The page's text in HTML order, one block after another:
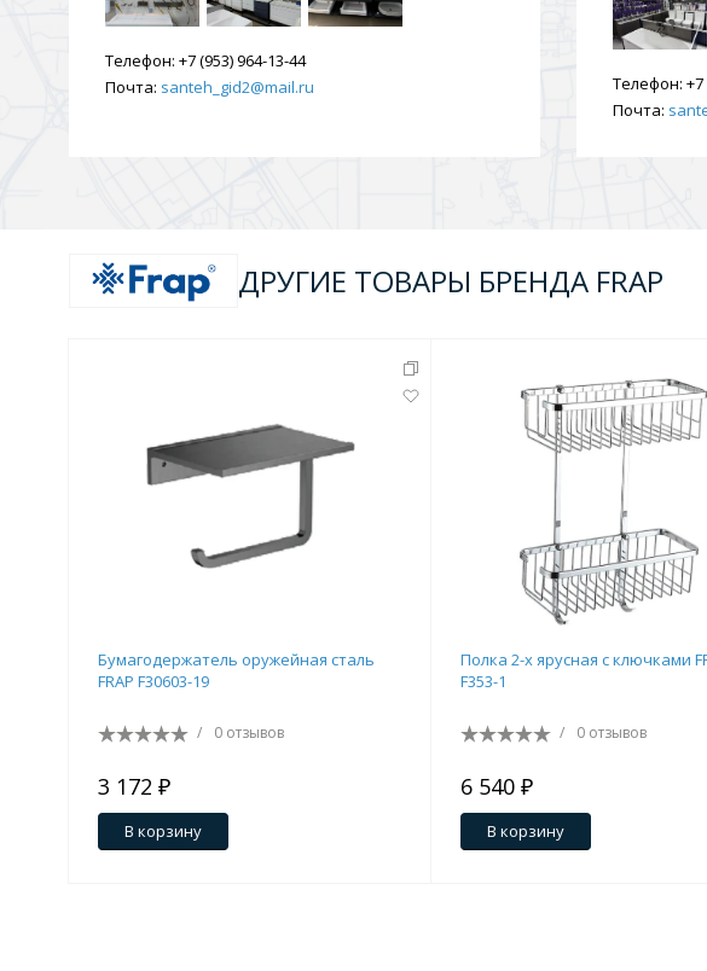
Телефон: +7 (953) 964-13-44
Почта: santeh_gid2@mail.ru Телефон: +7
Почта:
ДРУГИЕ ТОВАРЫ БРЕНДА FRAP
Бумагодержатель оружейная сталь
FRAP F30603-19
/ 0 отзывов
3 172 ₽
В корзину
Полка 2-х ярусная c ключками
F353-1
/ 0 отзывов
6 540 ₽
В корзину